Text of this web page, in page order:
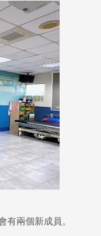
兩個新成員。